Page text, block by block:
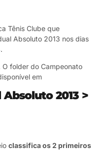
Tênis Clube que
Absoluto 2013 nos dias
O folder do Campeonato
em
2013 >
classifica os 2 primeiros